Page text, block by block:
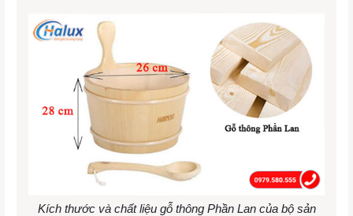
Kích thước và chất liệu gỗ thông Phần Lan của bộ sản